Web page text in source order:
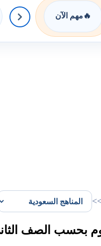
🔥 مهم الآن
بحسب الصف